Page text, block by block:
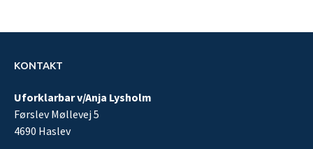
KONTAKT
Uforklarbar v/Anja Lysholm
Førslev Møllevej 5
4690 Haslev